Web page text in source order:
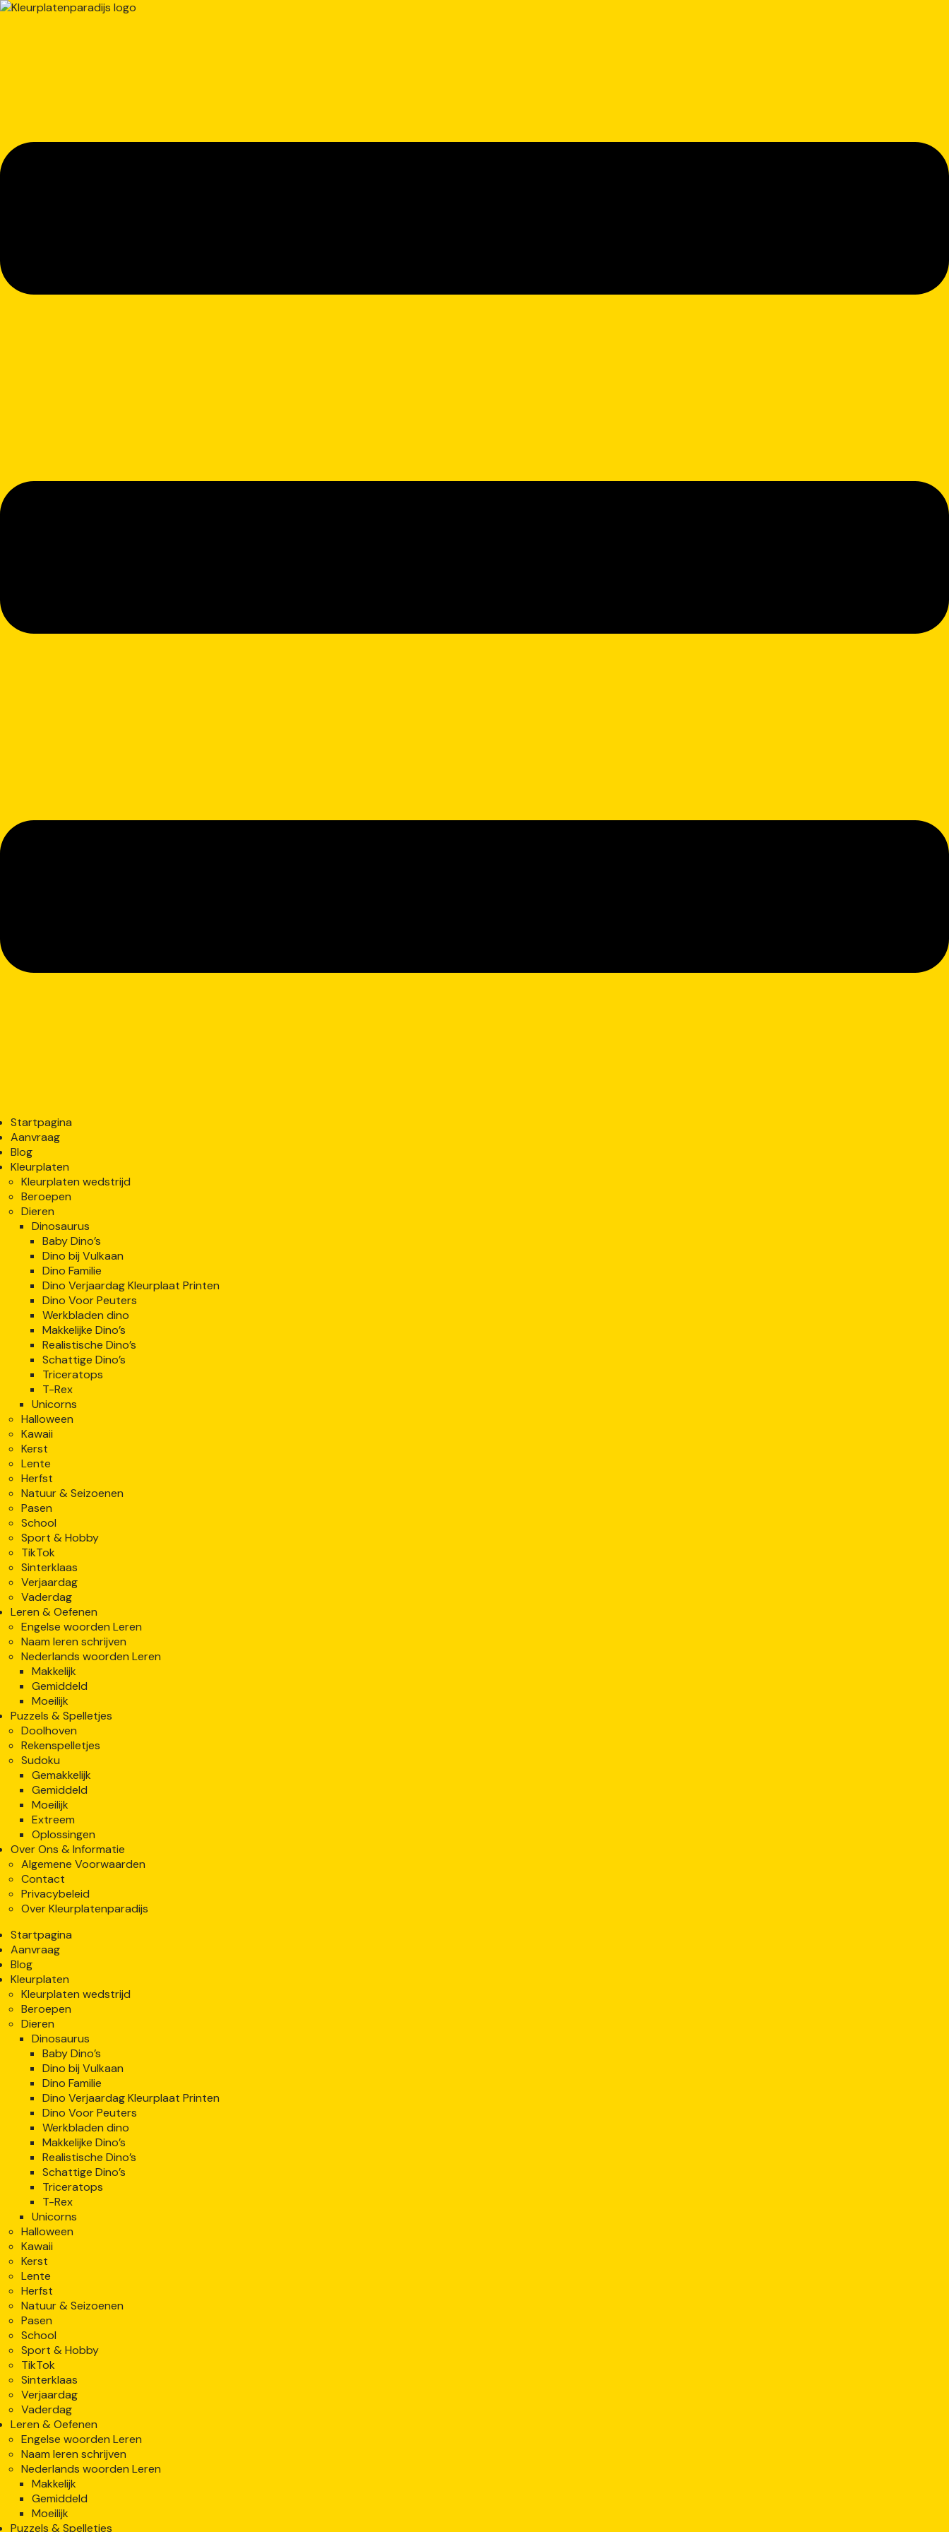
Startpagina
Aanvraag
Blog
Kleurplaten
Kleurplaten wedstrijd
Beroepen
Dieren
Dinosaurus
Baby Dino’s
Dino bij Vulkaan
Dino Familie
Dino Verjaardag Kleurplaat Printen
Dino Voor Peuters
Werkbladen dino
Makkelijke Dino’s
Realistische Dino’s
Schattige Dino’s
Triceratops
T-Rex
Unicorns
Halloween
Kawaii
Kerst
Lente
Herfst
Natuur & Seizoenen
Pasen
School
Sport & Hobby
TikTok
Sinterklaas
Verjaardag
Vaderdag
Leren & Oefenen
Engelse woorden Leren
Naam leren schrijven
Nederlands woorden Leren
Makkelijk
Gemiddeld
Moeilijk
Puzzels & Spelletjes
Doolhoven
Rekenspelletjes
Sudoku
Gemakkelijk
Gemiddeld
Moeilijk
Extreem
Oplossingen
Over Ons & Informatie
Algemene Voorwaarden
Contact
Privacybeleid
Over Kleurplatenparadijs
Startpagina
Aanvraag
Blog
Kleurplaten
Kleurplaten wedstrijd
Beroepen
Dieren
Dinosaurus
Baby Dino’s
Dino bij Vulkaan
Dino Familie
Dino Verjaardag Kleurplaat Printen
Dino Voor Peuters
Werkbladen dino
Makkelijke Dino’s
Realistische Dino’s
Schattige Dino’s
Triceratops
T-Rex
Unicorns
Halloween
Kawaii
Kerst
Lente
Herfst
Natuur & Seizoenen
Pasen
School
Sport & Hobby
TikTok
Sinterklaas
Verjaardag
Vaderdag
Leren & Oefenen
Engelse woorden Leren
Naam leren schrijven
Nederlands woorden Leren
Makkelijk
Gemiddeld
Moeilijk
Puzzels & Spelletjes